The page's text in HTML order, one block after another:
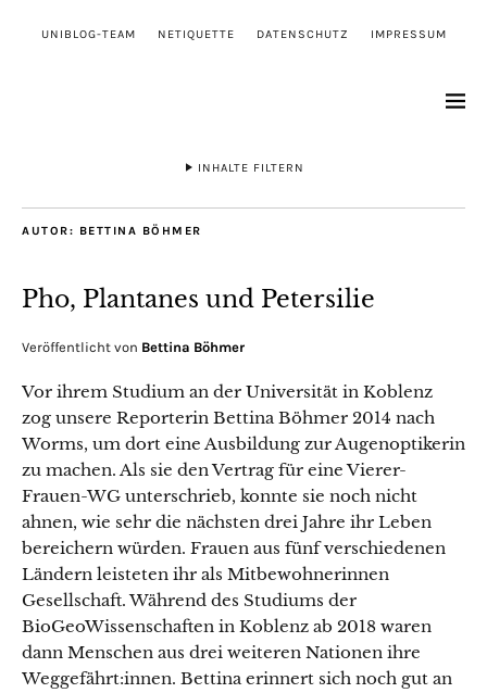
UNIBLOG-TEAM NETIQUETTE DATENSCHUTZ IMPRESSUM
INHALTE FILTERN
AUTOR: BETTINA BÖHMER
Pho, Plantanes und Petersilie
Veröffentlicht von Bettina Böhmer
Vor ihrem Studium an der Universität in Koblenz
zog unsere Reporterin Bettina Böhmer 2014 nach
Worms, um dort eine Ausbildung zur Augenoptikerin
zu machen. Als sie den Vertrag für eine Vierer-
Frauen-WG unterschrieb, konnte sie noch nicht
ahnen, wie sehr die nächsten drei Jahre ihr Leben
bereichern würden. Frauen aus fünf verschiedenen
Ländern leisteten ihr als Mitbewohnerinnen
Gesellschaft. Während des Studiums der
BioGeoWissenschaften in Koblenz ab 2018 waren
dann Menschen aus drei weiteren Nationen ihre
Weggefährt:innen. Bettina erinnert sich noch gut an